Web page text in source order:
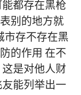
都存在黑枪
别的地方就
市存不存在黑
的作用 在不
是对他人财
能列举出一